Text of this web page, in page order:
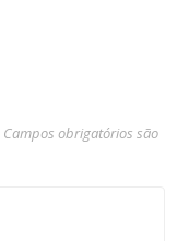
Campos obrigatórios são